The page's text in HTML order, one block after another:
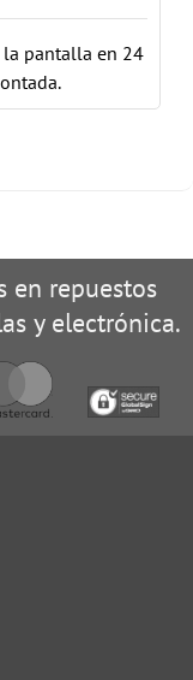
la pantalla en 24
en repuestos
y electrónica.